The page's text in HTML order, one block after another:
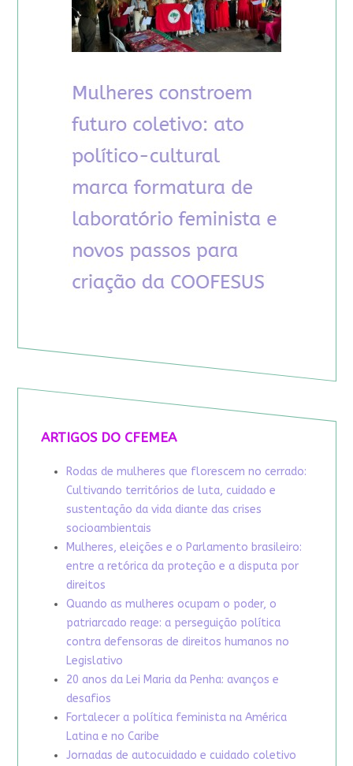
ARTIGOS DO CFEMEA
Rodas de mulheres que florescem no cerrado:
Cultivando territórios de luta, cuidado e
sustentação da vida diante das crises
socioambientais
Mulheres, eleições e o Parlamento brasileiro:
entre a retórica da proteção e a disputa por
direitos
Quando as mulheres ocupam o poder, o
patriarcado reage: a perseguição política
contra defensoras de direitos humanos no
Legislativo
20 anos da Lei Maria da Penha: avanços e
desafios
Fortalecer a política feminista na América
Latina e no Caribe
Jornadas de autocuidado e cuidado coletivo